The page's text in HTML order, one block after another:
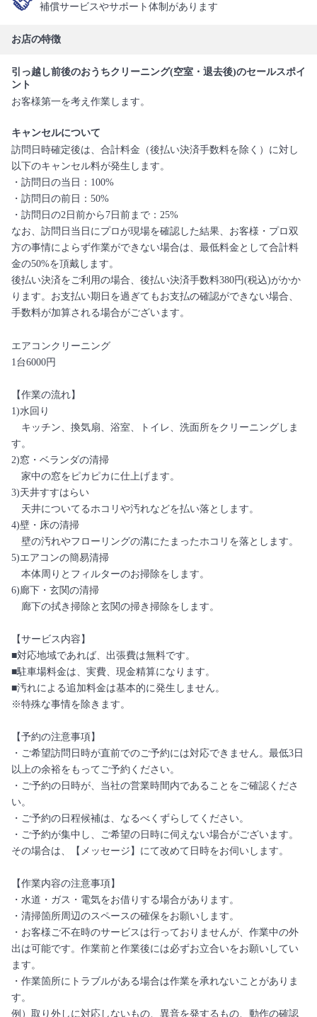
補償サービスやサポート体制があります
お店の特徴
引っ越し前後のおうちクリーニング(空室・退去後)のセールスポイ
ント
お客様第一を考え作業します。
キャンセルについて
訪問日時確定後は、合計料金（後払い決済手数料を除く）に対し
以下のキャンセル料が発生します。
・訪問日の当日：100%
・訪問日の前日：50%
・訪問日の2日前から7日前まで：25%
なお、訪問日当日にプロが現場を確認した結果、お客様・プロ双
方の事情によらず作業ができない場合は、最低料金として合計料
金の50%を頂戴します。
後払い決済をご利用の場合、後払い決済手数料380円(税込)がかか
ります。お支払い期日を過ぎてもお支払の確認ができない場合、
手数料が加算される場合がございます。
エアコンクリーニング
1台6000円
【作業の流れ】
1)水回り
キッチン、換気扇、浴室、トイレ、洗面所をクリーニングしま
す。
2)窓・ベランダの清掃
家中の窓をピカピカに仕上げます。
3)天井すすはらい
天井についてるホコリや汚れなどを払い落とします。
4)壁・床の清掃
壁の汚れやフローリングの溝にたまったホコリを落とします。
5)エアコンの簡易清掃
本体周りとフィルターのお掃除をします。
6)廊下・玄関の清掃
廊下の拭き掃除と玄関の掃き掃除をします。
【サービス内容】
■対応地域であれば、出張費は無料です。
■駐車場料金は、実費、現金精算になります。
■汚れによる追加料金は基本的に発生しません。
※特殊な事情を除きます。
【予約の注意事項】
・ご希望訪問日時が直前でのご予約には対応できません。最低3日
以上の余裕をもってご予約ください。
・ご予約の日時が、当社の営業時間内であることをご確認くださ
い。
・ご予約の日程候補は、なるべくずらしてください。
・ご予約が集中し、ご希望の日時に伺えない場合がございます。
その場合は、【メッセージ】にて改めて日時をお伺いします。
【作業内容の注意事項】
・水道・ガス・電気をお借りする場合があります。
・清掃箇所周辺のスペースの確保をお願いします。
・お客様ご不在時のサービスは行っておりませんが、作業中の外
出は可能です。作業前と作業後には必ずお立合いをお願いしてい
ます。
・作業箇所にトラブルがある場合は作業を承れないことがありま
す。
例）取り外しに対応しないもの、異音を発するもの、動作の確認